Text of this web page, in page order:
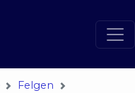
Felgen